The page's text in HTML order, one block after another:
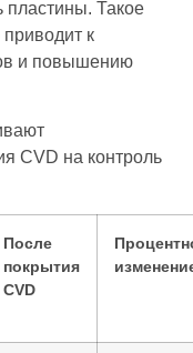
пластины. Такое
к
и повышению
CVD на контроль
После
покрытия
CVD